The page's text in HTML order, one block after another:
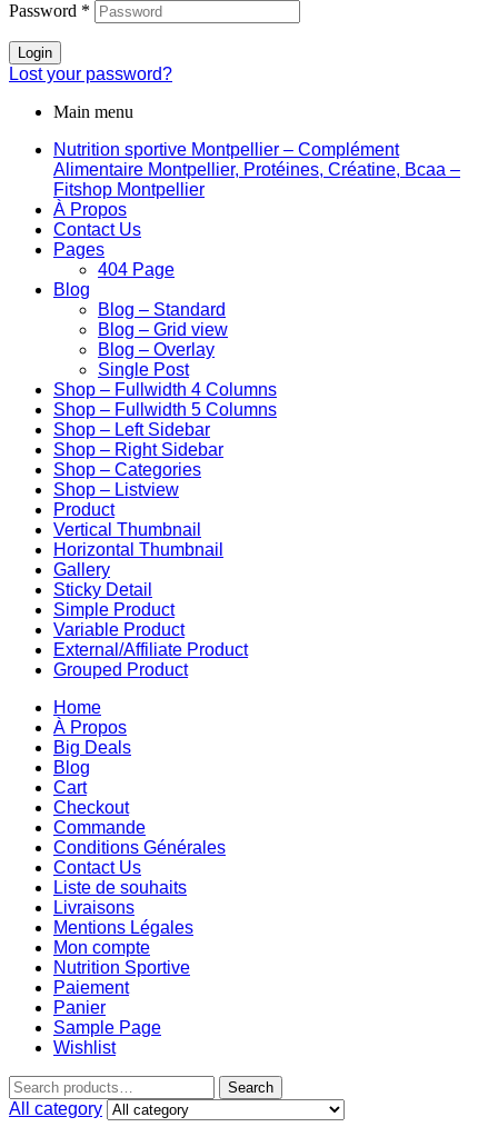
Password *
Login
Lost your password?
Main menu
Nutrition sportive Montpellier – Complément
Alimentaire Montpellier, Protéines, Créatine, Bcaa –
Fitshop Montpellier
À Propos
Contact Us
Pages
404 Page
Blog
Blog – Standard
Blog – Grid view
Blog – Overlay
Single Post
Shop – Fullwidth 4 Columns
Shop – Fullwidth 5 Columns
Shop – Left Sidebar
Shop – Right Sidebar
Shop – Categories
Shop – Listview
Product
Vertical Thumbnail
Horizontal Thumbnail
Gallery
Sticky Detail
Simple Product
Variable Product
External/Affiliate Product
Grouped Product
Home
À Propos
Big Deals
Blog
Cart
Checkout
Commande
Conditions Générales
Contact Us
Liste de souhaits
Livraisons
Mentions Légales
Mon compte
Nutrition Sportive
Paiement
Panier
Sample Page
Wishlist
Search
All category